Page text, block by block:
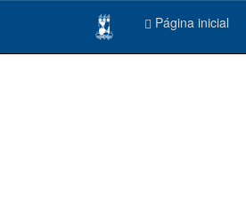
Página inicial